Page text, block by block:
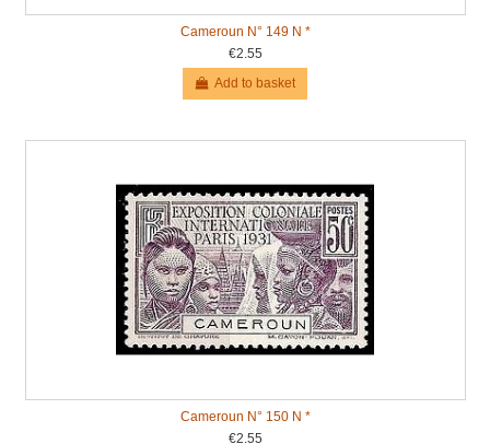
Cameroun N° 149 N *
€2.55
Add to basket
Cameroun N° 150 N *
€2.55